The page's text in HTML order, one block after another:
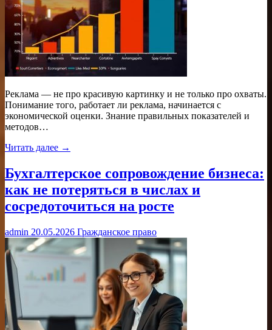
Реклама — не про красивую картинку и не только про охваты.
Понимание того, работает ли реклама, начинается с
экономической оценки. Знание правильных показателей и
методов…
Читать далее →
Бухгалтерское сопровождение бизнеса:
как не потеряться в числах и
сосредоточиться на росте
admin 20.05.2026 Гражданское право